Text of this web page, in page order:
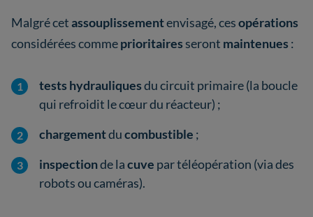
Malgré cetassouplissementenvisagé, cesopérations
considérées commeprioritaires seront maintenues :
tests hydrauliquesdu circuit primaire (la boucle
qui refroidit le cœur du réacteur) ;
chargementducombustible ;
inspectionde lacuve par téléopération (via des
robots ou caméras).